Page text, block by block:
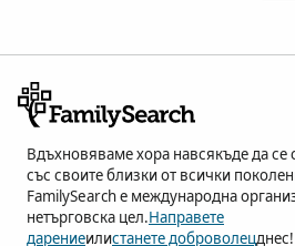
Вдъхновяваме хора навсякъде да се
със своите близки от всички
FamilySearch е международна
нетърговска цел.Направете
дарениеилистанете доброволецднес!